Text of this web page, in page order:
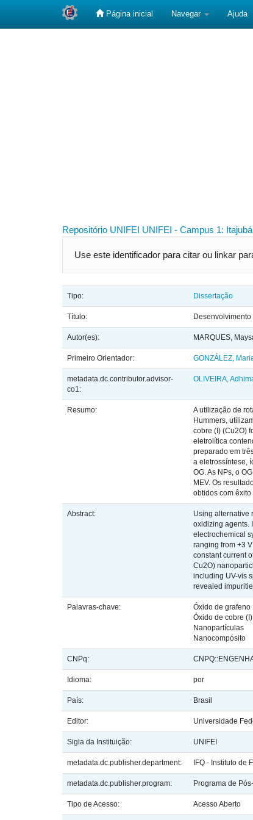
Página inicial Navegar Ajuda
Repositório UNIFEI UNIFEI - Campus 1: Itajubá
Use este identificador para citar ou linkar
Tipo: Dissertação
Título:
Autor(es): MARQUES,
Primeiro Orientador: GONZÁLEZ,
metadata.dc.contributor.advisor-
co1:
OLIVEIRA,
Resumo:
A utilização de
Hummers,
cobre (I) (Cu2O)
eletrolítica
preparado em
a eletrossíntese,
OG. As NPs, o
MEV. Os
obtidos com
Abstract:
Using alternative
oxidizing agents.
electrochemical
ranging from +3
constant current
Cu2O)
including UV-vis
revealed
Palavras-chave:
Óxido de grafeno
Óxido de cobre (I)
Nanopartículas
Nanocompósito
CNPq:
Idioma: por
País: Brasil
Editor: Universidade
Sigla da Instituição: UNIFEI
metadata.dc.publisher.department: IFQ - Instituto de
metadata.dc.publisher.program: Programa de
Tipo de Acesso: Acesso Aberto